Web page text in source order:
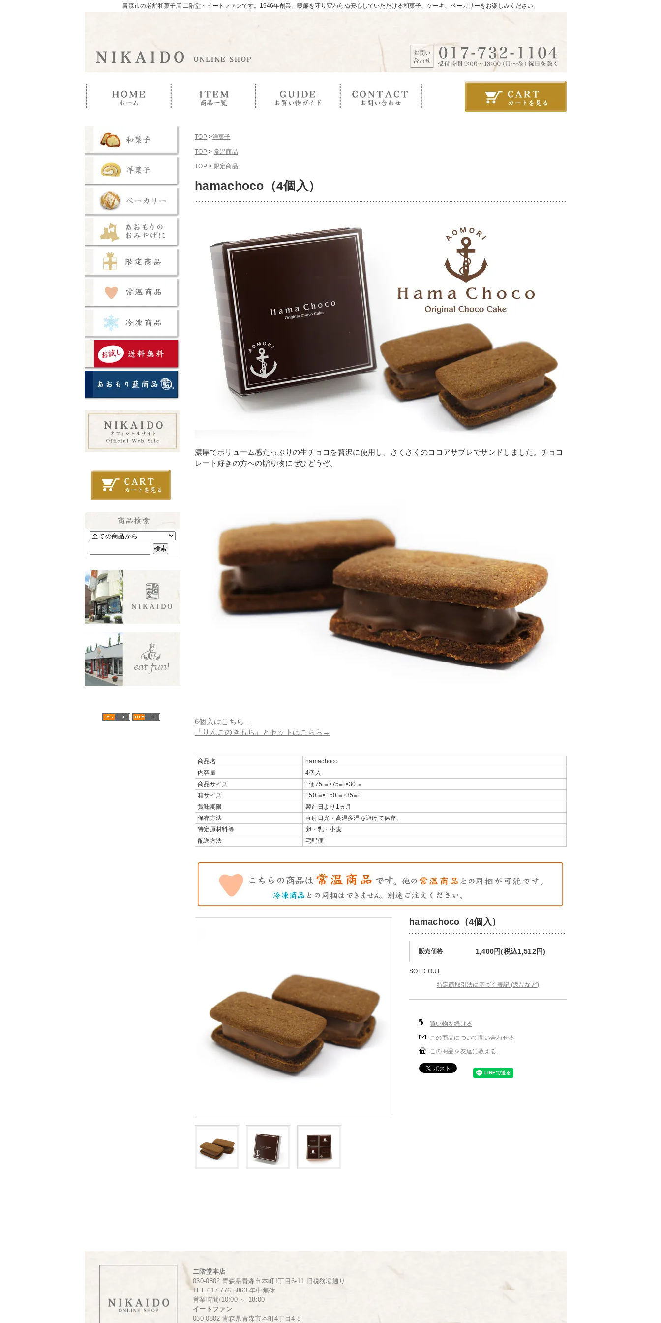
青森市の老舗和菓子店 二階堂・イートファンです。1946年創業。暖簾を守り変わらぬ安心していただける和菓子、ケーキ、ベーカリーをお楽しみください。
TOP >洋菓子
TOP > 常温商品
TOP > 限定商品
hamachoco（4個入）
濃厚でボリューム感たっぷりの生チョコを贅沢に使用し、さくさくのココアサブレでサンドしました。チョコ
レート好きの方への贈り物にぜひどうぞ。
6個入はこちら→
「りんごのきもち」とセットはこちら→
商品名
hamachoco
内容量
4個入
商品サイズ
1個75㎜×75㎜×30㎜
箱サイズ
150㎜×150㎜×35㎜
賞味期限
製造日より1ヵ月
保存方法
直射日光・高温多湿を避けて保存。
特定原材料等
卵・乳・小麦
配送方法
宅配便
hamachoco（4個入）
販売価格 1,400円(税込1,512円)
SOLD OUT
特定商取引法に基づく表記 (返品など)
買い物を続ける
この商品について問い合わせる
この商品を友達に教える
二階堂本店
030-0802 青森県青森市本町1丁目6-11 旧税務署通り
TEL.017-776-5863 年中無休
営業時間/10:00 ～ 18:00
イートファン
030-0802 青森県青森市本町4丁目4-8